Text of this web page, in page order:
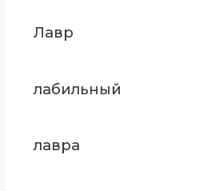
Лавр
лабильный
лавра